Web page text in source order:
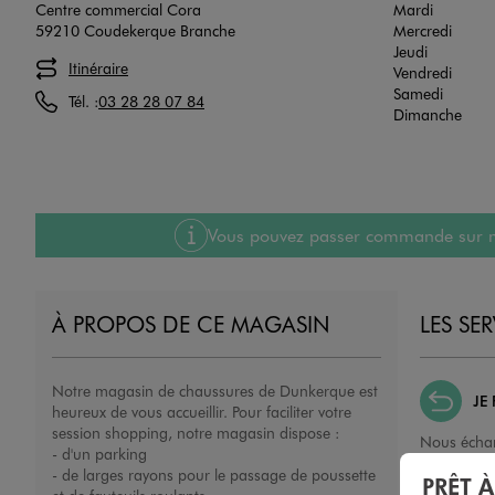
Centre commercial Cora
59210 Coudekerque Branche
Itinéraire
Tél. :03 28 28 07 84
Mardi
Mercredi
Jeudi
Vendredi
Samedi
Dimanche
Vous pouvez passer commande
À PROPOS DE CE MAGASIN
Notre magasin de chaussures de Dunkerque est
heureux de vous accueillir. Pour faciliter votre
session shopping, notre magasin dispose :
- d'un parking
- de larges rayons pour le passage de poussette
LES
JE
Nous
porté,
PRÊT